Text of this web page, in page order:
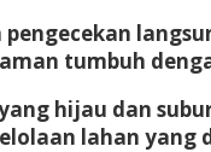
tumbuh
hijau dan
lahan yang